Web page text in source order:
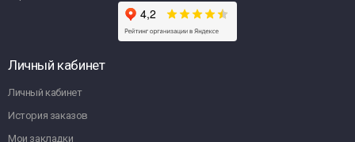
Личный кабинет
Личный кабинет
История заказов
Мои закладки